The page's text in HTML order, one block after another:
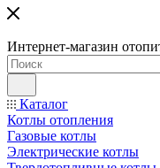
Интернет-магазин
Каталог
Котлы отопления
Газовые котлы
Электрические котлы